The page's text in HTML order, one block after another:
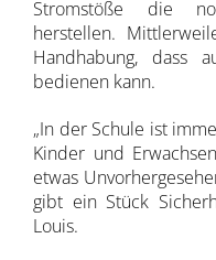
Stromstöße die
herstellen.
Handhabung, dass
bedienen kann.
„In der Schule ist
Kinder und
etwas
gibt ein Stück
Louis.